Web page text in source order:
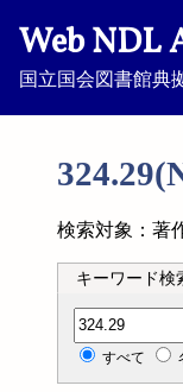
Web NDL
国立国会図書館典
検索対象：著
キーワード検
分類記号検索
すべて